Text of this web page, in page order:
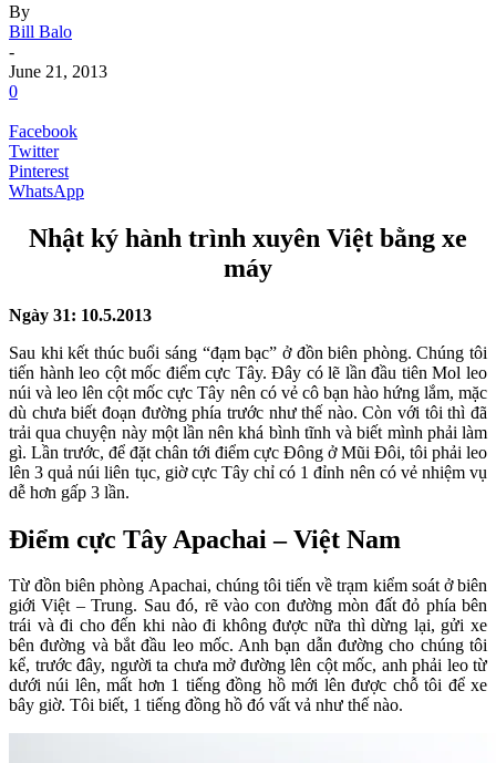
By
Bill Balo
-
June 21, 2013
0
Facebook
Twitter
Pinterest
WhatsApp
Nhật ký hành trình xuyên Việt bằng xe
máy
Ngày 31: 10.5.2013
Sau khi kết thúc buổi sáng “đạm bạc” ở đồn biên phòng. Chúng tôi
tiến hành leo cột mốc điểm cực Tây. Đây có lẽ lần đầu tiên Mol leo
núi và leo lên cột mốc cực Tây nên có vẻ cô bạn hào hứng lắm, mặc
dù chưa biết đoạn đường phía trước như thế nào. Còn với tôi thì đã
trải qua chuyện này một lần nên khá bình tĩnh và biết mình phải làm
gì. Lần trước, để đặt chân tới điểm cực Đông ở Mũi Đôi, tôi phải leo
lên 3 quả núi liên tục, giờ cực Tây chỉ có 1 đỉnh nên có vẻ nhiệm vụ
dễ hơn gấp 3 lần.
Điểm cực Tây Apachai – Việt Nam
Từ đồn biên phòng Apachai, chúng tôi tiến về trạm kiểm soát ở biên
giới Việt – Trung. Sau đó, rẽ vào con đường mòn đất đỏ phía bên
trái và đi cho đến khi nào đi không được nữa thì dừng lại, gửi xe
bên đường và bắt đầu leo mốc. Anh bạn dẫn đường cho chúng tôi
kể, trước đây, người ta chưa mở đường lên cột mốc, anh phải leo từ
dưới núi lên, mất hơn 1 tiếng đồng hồ mới lên được chỗ tôi để xe
bây giờ. Tôi biết, 1 tiếng đồng hồ đó vất vả như thế nào.